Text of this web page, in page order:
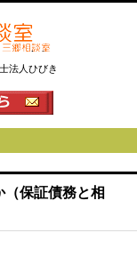
郷│相
玉県
法人ひびき
（保証債務と相